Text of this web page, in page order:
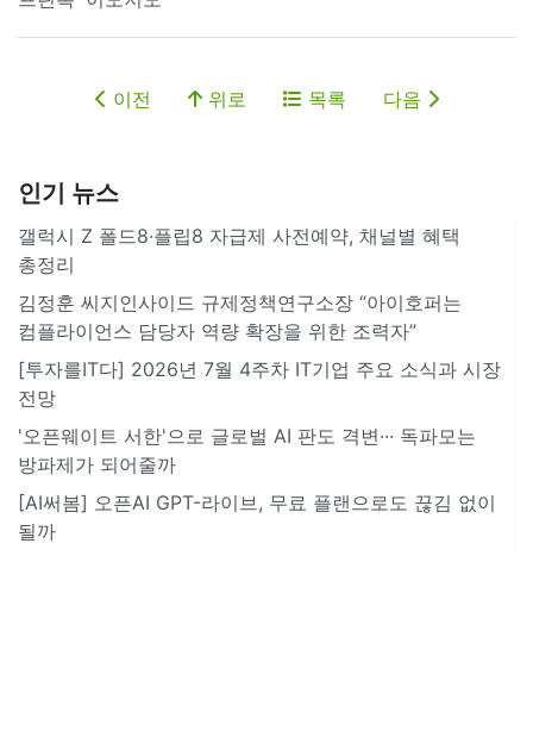
이전 위로 목록 다음
인기 뉴스
갤럭시 Z 폴드8·플립8 자급제 사전예약, 채널별 혜택
총정리
김정훈 씨지인사이드 규제정책연구소장 “아이호퍼는
컴플라이언스 담당자 역량 확장을 위한 조력자”
[투자를IT다] 2026년 7월 4주차 IT기업 주요 소식과 시장
전망
'오픈웨이트 서한'으로 글로벌 AI 판도 격변··· 독파모는
방파제가 되어줄까
[AI써봄] 오픈AI GPT-라이브, 무료 플랜으로도 끊김 없이
될까